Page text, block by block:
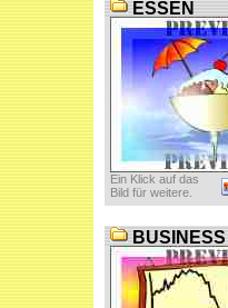
ESSEN
Ein Klick auf das
Bild für weitere.
BUSINESS